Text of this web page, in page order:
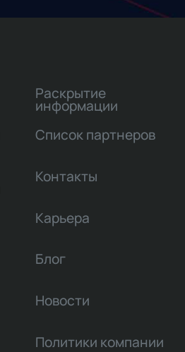
Раскрытие
информации
Список партнеров
Контакты
Карьера
Блог
Новости
Политики компании